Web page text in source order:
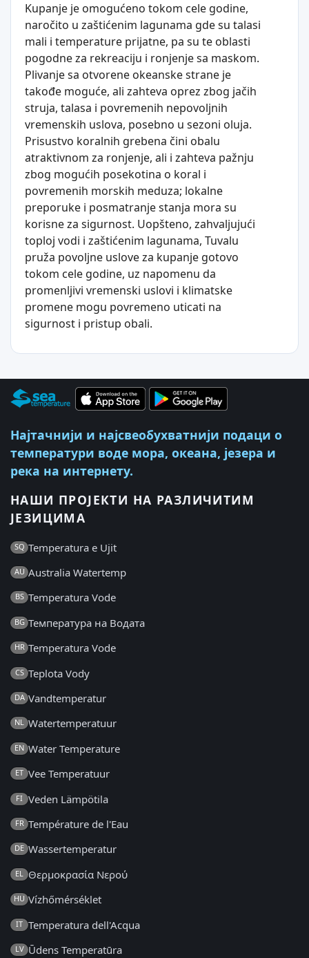
Kupanje je omogućeno tokom cele godine,
naročito u zaštićenim lagunama gde su talasi
mali i temperature prijatne, pa su te oblasti
pogodne za rekreaciju i ronjenje sa maskom.
Plivanje sa otvorene okeanske strane je
takođe moguće, ali zahteva oprez zbog jačih
struja, talasa i povremenih nepovoljnih
vremenskih uslova, posebno u sezoni oluja.
Prisustvo koralnih grebena čini obalu
atraktivnom za ronjenje, ali i zahteva pažnju
zbog mogućih posekotina o koral i
povremenih morskih meduza; lokalne
preporuke i posmatranje stanja mora su
korisne za sigurnost. Uopšteno, zahvaljujući
toploj vodi i zaštićenim lagunama, Tuvalu
pruža povoljne uslove za kupanje gotovo
tokom cele godine, uz napomenu da
promenljivi vremenski uslovi i klimatske
promene mogu povremeno uticati na
sigurnost i pristup obali.
Најтачнији и најсвеобухватнији подаци о
температури воде мора, океана, језера и
река на интернету.
НАШИ ПРОЈЕКТИ НА РАЗЛИЧИТИМ
ЈЕЗИЦИМА
SQ Temperatura e Ujit
AU Australia Watertemp
BS Temperatura Vode
BG Температура на Водата
HR Temperatura Vode
CS Teplota Vody
DA Vandtemperatur
NL Watertemperatuur
EN Water Temperature
ET Vee Temperatuur
FI Veden Lämpötila
FR Température de l'Eau
DE Wassertemperatur
EL Θερμοκρασία Νερού
HU Vízhőmérséklet
IT Temperatura dell'Acqua
LV Ūdens Temperatūra